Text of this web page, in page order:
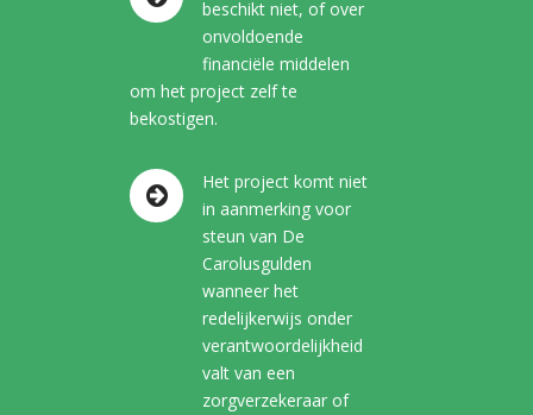
beschikt niet, of over
onvoldoende
financiële middelen
om het project zelf te
bekostigen.
Het project komt niet
in aanmerking voor
steun van De
Carolusgulden
wanneer het
redelijkerwijs onder
verantwoordelijkheid
valt van een
zorgverzekeraar of